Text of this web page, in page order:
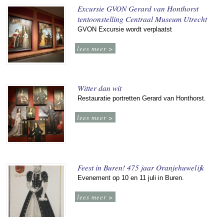
Excursie GVON Gerard van Honthorst
tentoonstelling Centraal Museum Utrecht
GVON Excursie wordt verplaatst
lees meer >
Witter dan wit
Restauratie portretten Gerard van Honthorst.
lees meer >
Feest in Buren! 475 jaar Oranjehuwelijk
Evenement op 10 en 11 juli in Buren.
lees meer >